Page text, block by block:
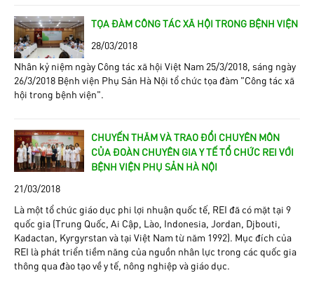
TỌA ĐÀM CÔNG TÁC XÃ HỘI TRONG BỆNH VIỆN
28/03/2018
Nhân kỷ niệm ngày Công tác xã hội Việt Nam 25/3/2018, sáng ngày
26/3/2018 Bệnh viện Phụ Sản Hà Nội tổ chức tọa đàm “Công tác xã
hội trong bệnh viện”.
CHUYẾN THĂM VÀ TRAO ĐỔI CHUYÊN MÔN
CỦA ĐOÀN CHUYÊN GIA Y TẾ TỔ CHỨC REI VỚI
BỆNH VIỆN PHỤ SẢN HÀ NỘI
21/03/2018
Là một tổ chức giáo dục phi lợi nhuận quốc tế, REI đã có mặt tại 9
quốc gia (Trung Quốc, Ai Cập, Lào, Indonesia, Jordan, Djbouti,
Kadactan, Kyrgyrstan và tại Việt Nam từ năm 1992). Mục đích của
REI là phát triển tiềm năng của nguồn nhân lực trong các quốc gia
thông qua đào tạo về y tế, nông nghiệp và giáo dục.